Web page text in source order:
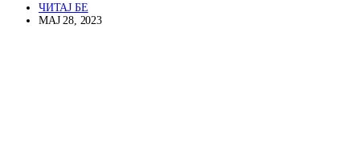
ЧИТАЈ БЕ
МАЈ 28, 2023